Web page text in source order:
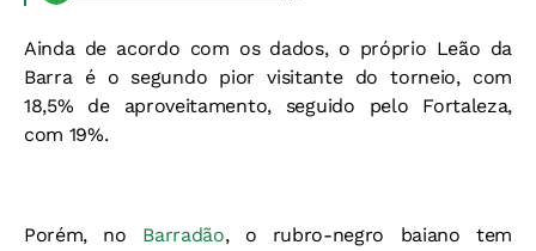
Ainda de acordo com os dados, o próprio Leão da
Barra é o segundo pior visitante do torneio, com
18,5% de aproveitamento, seguido pelo Fortaleza,
com 19%.
Porém, no Barradão, o rubro-negro baiano tem